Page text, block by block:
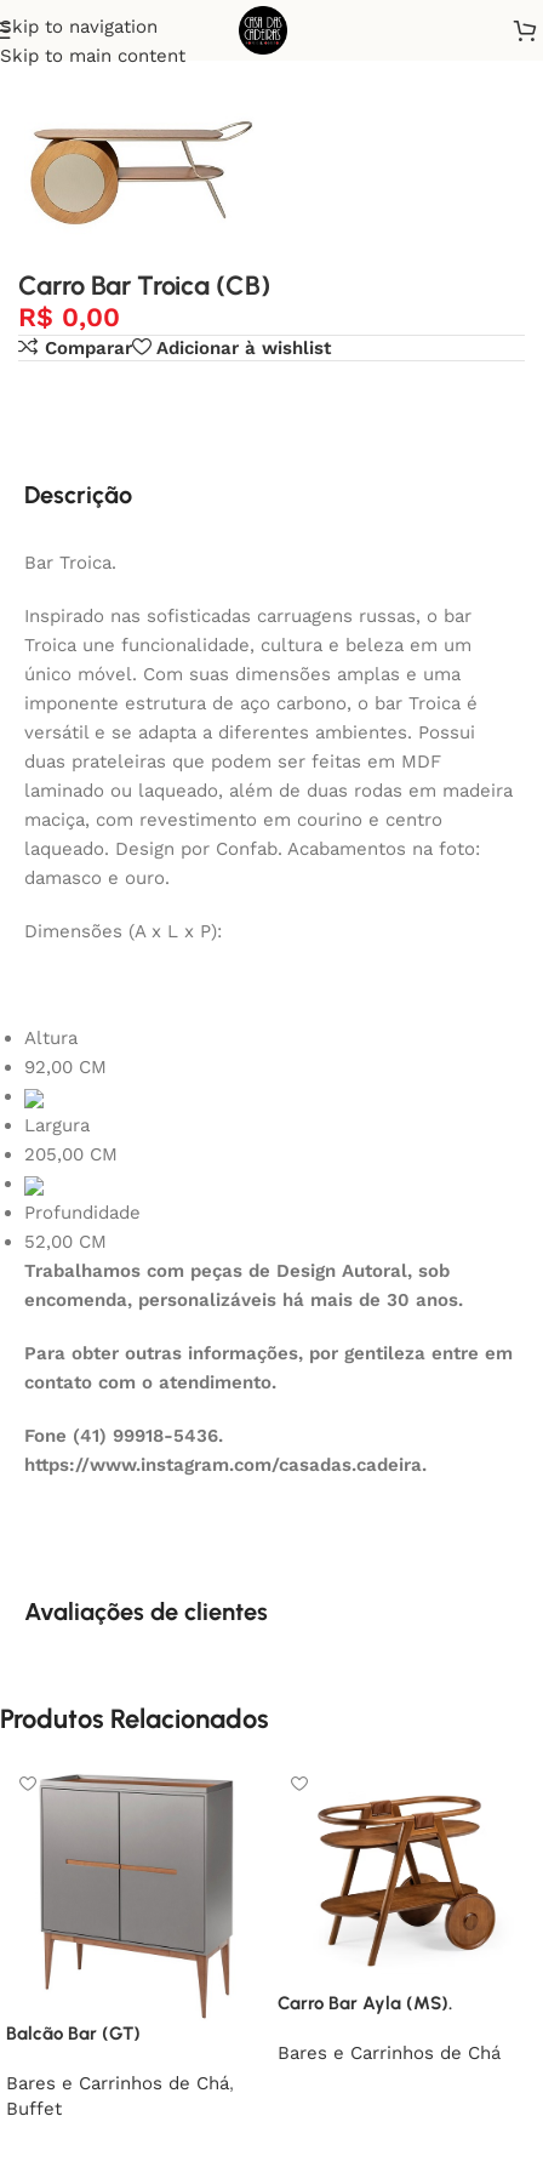
Skip to navigation
Skip to main content
Início Bares e Carrinhos de Chá
Carro Bar Troica (CB)
R$ 0,00
Comparar Adicionar à wishlist
Descrição
Bar Troica.
Inspirado nas sofisticadas carruagens russas, o bar
Troica une funcionalidade, cultura e beleza em um
único móvel. Com suas dimensões amplas e uma
imponente estrutura de aço carbono, o bar Troica é
versátil e se adapta a diferentes ambientes. Possui
duas prateleiras que podem ser feitas em MDF
laminado ou laqueado, além de duas rodas em madeira
maciça, com revestimento em courino e centro
laqueado. Design por Confab. Acabamentos na foto:
damasco e ouro.
Dimensões (A x L x P):
Altura
92,00 CM
Largura
205,00 CM
Profundidade
52,00 CM
Trabalhamos com peças de Design Autoral, sob
encomenda, personalizáveis há mais de 30 anos.
Para obter outras informações, por gentileza entre em
contato com o atendimento.
Fone (41) 99918-5436.
https://www.instagram.com/casadas.cadeira.
Avaliações de clientes
Produtos Relacionados
Balcão Bar (GT)
Bares e Carrinhos de Chá,
Buffet
Carro Bar Ayla (MS).
Bares e Carrinhos de Chá